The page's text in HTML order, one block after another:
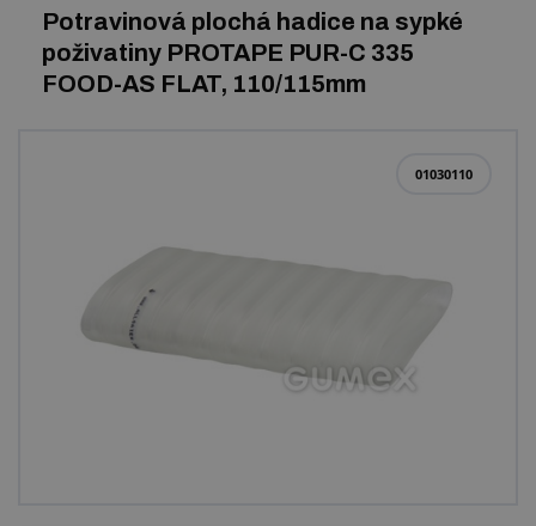
Profily a výroba těsnění
Technické plasty
Další pryžové a plastové výrobky
Centrum poptávek
Potravinová plochá hadice na sypké
poživatiny PROTAPE PUR-C 335
FOOD-AS FLAT, 110/115mm
01030110